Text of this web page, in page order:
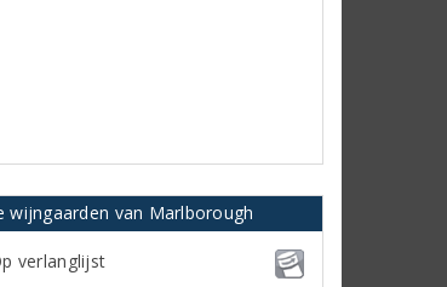
wijngaarden van Marlborough
verlanglijst